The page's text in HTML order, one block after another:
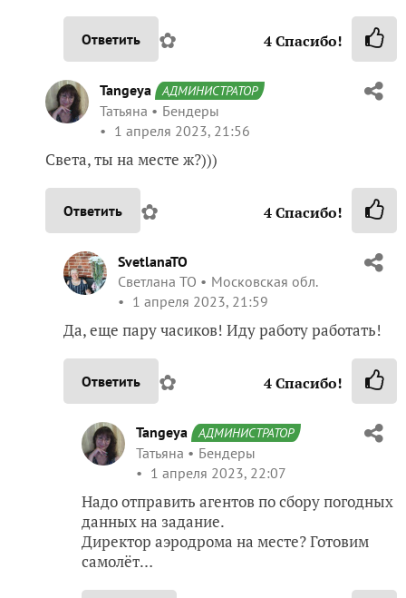
Ответить ✿ 4Спасибо!
Tangeya АДМИНИСТРАТОР
Татьяна
Бендеры
1 апреля 2023, 21:56
Света, ты на месте ж?)))
Ответить ✿ 4Спасибо!
SvetlanaTO
Светлана ТО
Московская обл.
1 апреля 2023, 21:59
Да, еще пару часиков! Иду работу работать!
Ответить ✿ 4Спасибо!
Tangeya АДМИНИСТРАТОР
Татьяна
Бендеры
1 апреля 2023, 22:07
Надо отправить агентов по сбору погодных
данных на задание.
Директор аэродрома на месте? Готовим
самолёт…